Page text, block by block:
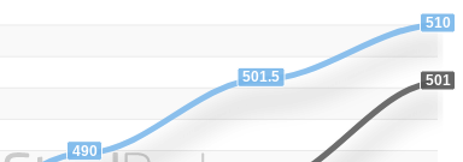
490
501.5
510
501